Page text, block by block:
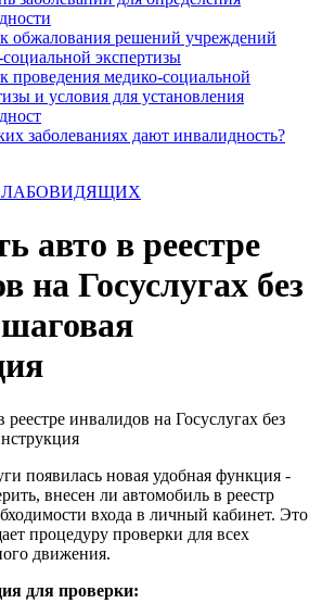
обжалования решений учреждений
экспертизы
проведения медико-социальной
и условия для установления
заболеваниях дают инвалидность?
авто в реестре
на Госуслугах без
появилась новая удобная функция -
внесен ли автомобиль в реестр
входа в личный кабинет. Это
процедуру проверки для всех
движения.
для проверки: